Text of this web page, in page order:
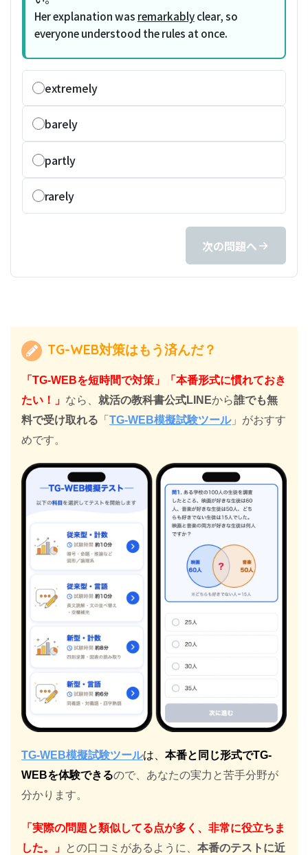
Her explanation was remarkably clear, so
everyone understood the rules at once.
extremely
barely
partly
rarely
次の問題へ
TG-WEB対策はもう済んだ？
「TG-WEBを短時間で対策」「本番形式に慣れておき
たい！」 なら、 就活の教科書公式LINEから誰でも無
料で受け取れる 「 TG-WEB模擬試験ツール」がおすす
めです。
TG-WEB模擬試験ツールは、 本番と同じ形式でTG-
WEBを体験できるので、あなたの実力と苦手分野が
分かります。
「実際の問題と類似してる点が多く、非常に役立ちま
した。」 との口コミがあるように、 本番のテストに近